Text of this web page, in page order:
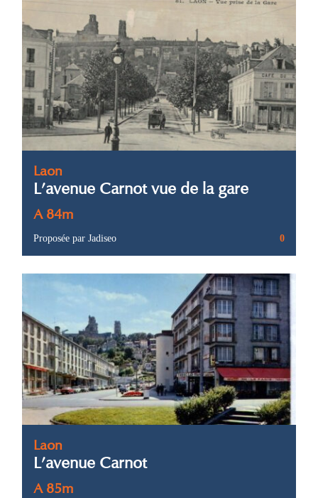
Laon
L’avenue Carnot vue de la gare
A 84m
Proposée par Jadiseo 0
Laon
L’avenue Carnot
A 85m